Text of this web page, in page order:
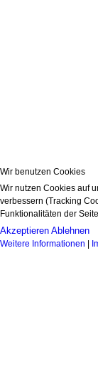
Wir benutzen Cookies
Wir nutzen Cookies auf
verbessern (Tracking
Funktionalitäten der
Akzeptieren Ablehnen
Weitere Informationen